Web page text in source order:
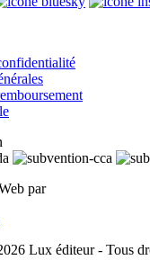
par
Lux éditeur - Tous